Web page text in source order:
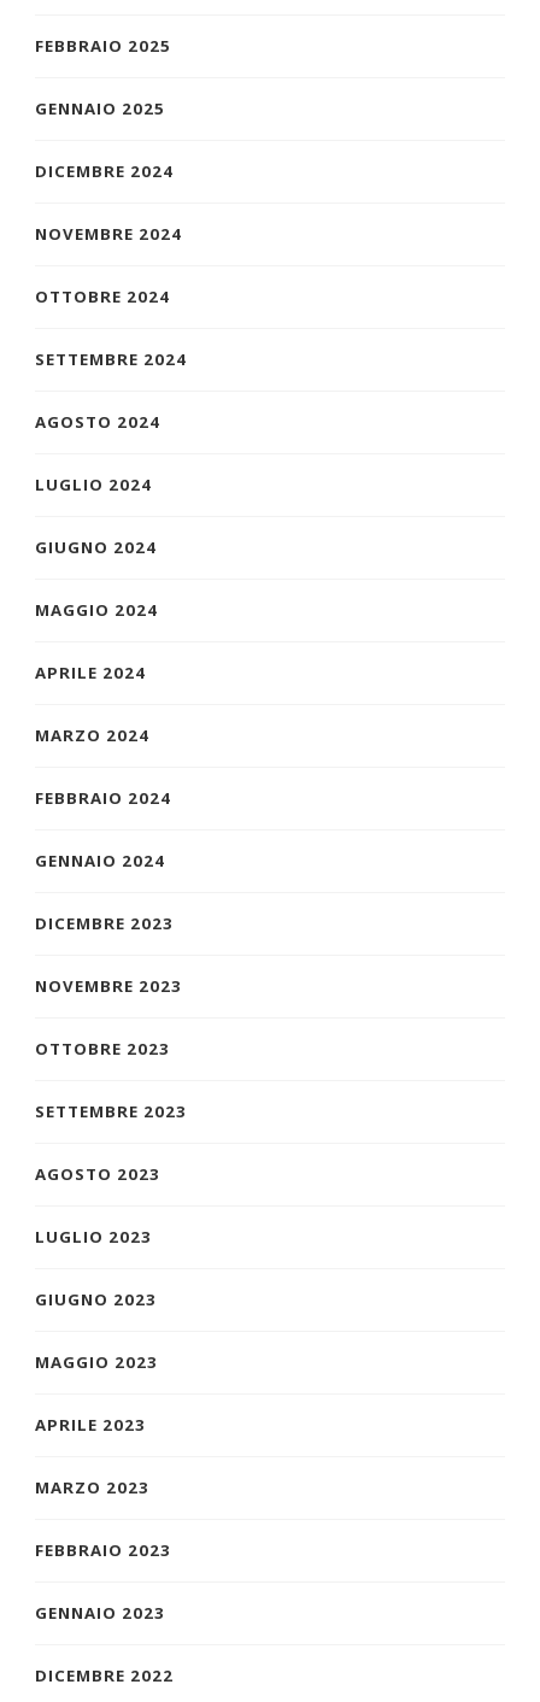
FEBBRAIO 2025
GENNAIO 2025
DICEMBRE 2024
NOVEMBRE 2024
OTTOBRE 2024
SETTEMBRE 2024
AGOSTO 2024
LUGLIO 2024
GIUGNO 2024
MAGGIO 2024
APRILE 2024
MARZO 2024
FEBBRAIO 2024
GENNAIO 2024
DICEMBRE 2023
NOVEMBRE 2023
OTTOBRE 2023
SETTEMBRE 2023
AGOSTO 2023
LUGLIO 2023
GIUGNO 2023
MAGGIO 2023
APRILE 2023
MARZO 2023
FEBBRAIO 2023
GENNAIO 2023
DICEMBRE 2022